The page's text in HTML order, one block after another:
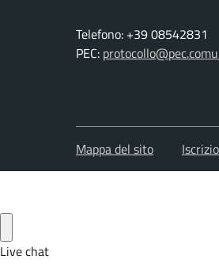
Telefono: +39 08542831
PEC:
Mappa del sito